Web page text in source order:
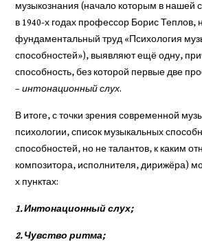
музыкознания (начало которым в нашей
в 1940-х годах профессор Борис Теплов,
фундаментальный труд «Психология
способностей»), выявляют ещё одну,
способность, без которой первые две
–интонационный слух.
В итоге, с точки зрения современной
психологии, список музыкальных
способностей, но не талантов, к каким
композитора, исполнителя, дирижёра)
х пунктах:
1. Интонационный слух;
2. Чувство ритма;